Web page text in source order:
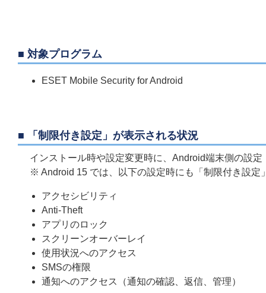
■ 対象プログラム
ESET Mobile Security for Android
■ 「制限付き設定」が表示される状況
インストール時や設定変更時に、Android端末側の設
※ Android 15 では、以下の設定時にも「制限付き設定
アクセシビリティ
Anti-Theft
アプリのロック
スクリーンオーバーレイ
使用状況へのアクセス
SMSの権限
通知へのアクセス（通知の確認、返信、管理）